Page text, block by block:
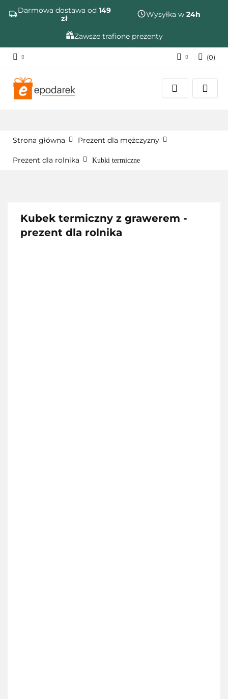
Darmowa dostawa od 149
zł
Wysyłka w 24h
Zawsze trafione prezenty
Szukaj
Zaloguj się
Zarejestruj się
(0)
Strona główna Prezent dla mężczyzny
Prezent dla rolnika Kubki termiczne
Kubek termiczny z grawerem -
prezent dla rolnika